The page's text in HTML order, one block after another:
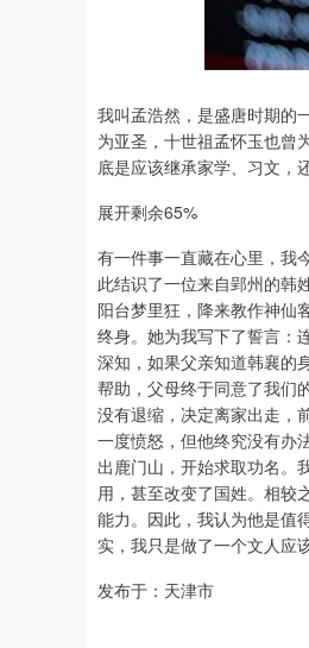
我叫孟浩然，是盛唐时期的
为亚圣，十世祖孟怀玉也曾
底是应该继承家学、习文，
展开剩余65%
有一件事一直藏在心里，我
此结识了一位来自郢州的韩
阳台梦里狂，降来教作神仙
终身。她为我写下了誓言：
深知，如果父亲知道韩襄的
帮助，父母终于同意了我们
没有退缩，决定离家出走，
一度愤怒，但他终究没有办
出鹿门山，开始求取功名。
用，甚至改变了国姓。相较
能力。因此，我认为他是值
实，我只是做了一个文人应
发布于：天津市